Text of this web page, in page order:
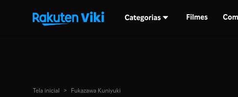
Categorias Filmes
Tela inicial > Fukazawa Kuniyuki